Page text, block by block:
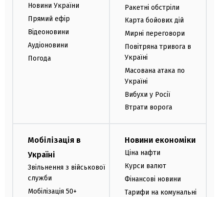
Новини України
Прямий ефір
Відеоновини
Аудіоновини
Погода
Ракетні обстріли
Карта бойових дій
Мирні переговори
Повітряна тривога в
Україні
Масована атака по
Україні
Вибухи у Росії
Втрати ворога
Мобілізація в
Україні
Звільнення з військової
служби
Мобілізація 50+
Новини економіки
Ціна нафти
Курси валют
Фінансові новини
Тарифи на комунальні